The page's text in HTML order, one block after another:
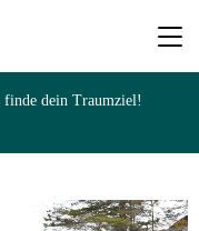
finde dein Traumziel!